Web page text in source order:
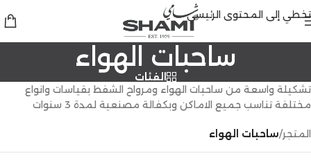
تخطي إلى المحتوى الرئيسي
ساحبات الهواء
الفئات
تشكيلة واسعة من ساحبات الهواء ومرواح الشفط بقياسات وانواع
مختلفة تناسب جميع الاماكن وبكفالة مصنعية لمدة 3 سنوات
المتجر/ساحبات الهواء